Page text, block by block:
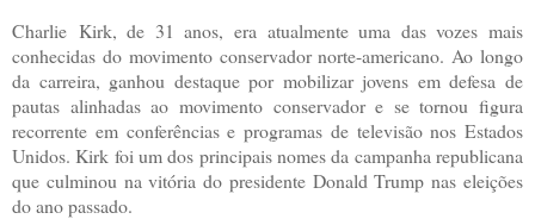
Charlie Kirk, de 31 anos, era atualmente uma das vozes mais
conhecidas do movimento conservador norte-americano. Ao longo
da carreira, ganhou destaque por mobilizar jovens em defesa de
pautas alinhadas ao movimento conservador e se tornou figura
recorrente em conferências e programas de televisão nos Estados
Unidos. Kirk foi um dos principais nomes da campanha republicana
que culminou na vitória do presidente Donald Trump nas eleições
do ano passado.